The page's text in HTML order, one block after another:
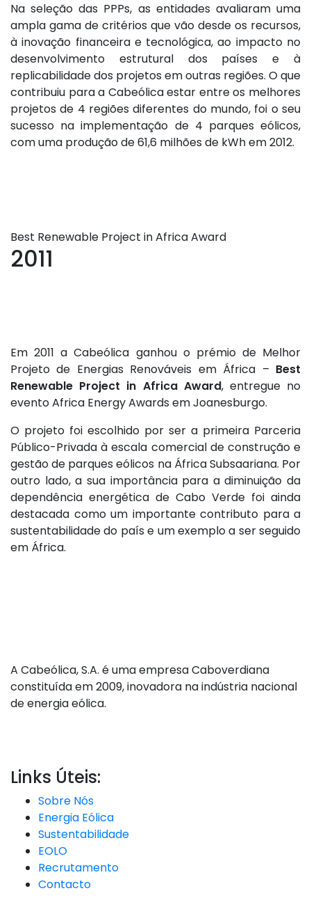
Na seleção das PPPs, as entidades avaliaram uma
ampla gama de critérios que vão desde os recursos,
à inovação financeira e tecnológica, ao impacto no
desenvolvimento estrutural dos países e à
replicabilidade dos projetos em outras regiões. O que
contribuiu para a Cabeólica estar entre os melhores
projetos de 4 regiões diferentes do mundo, foi o seu
sucesso na implementação de 4 parques eólicos,
com uma produção de 61,6 milhões de kWh em 2012.
Best Renewable Project in Africa Award
2011
Em 2011 a Cabeólica ganhou o prémio de Melhor
Projeto de Energias Renováveis em África – Best
Renewable Project in Africa Award, entregue no
evento Africa Energy Awards em Joanesburgo.
O projeto foi escolhido por ser a primeira Parceria
Público-Privada à escala comercial de construção e
gestão de parques eólicos na África Subsaariana. Por
outro lado, a sua importância para a diminuição da
dependência energética de Cabo Verde foi ainda
destacada como um importante contributo para a
sustentabilidade do país e um exemplo a ser seguido
em África.
A Cabeólica, S.A. é uma empresa Caboverdiana
constituída em 2009, inovadora na indústria nacional
de energia eólica.
Links Úteis:
Sobre Nós
Energia Eólica
Sustentabilidade
EOLO
Recrutamento
Contacto